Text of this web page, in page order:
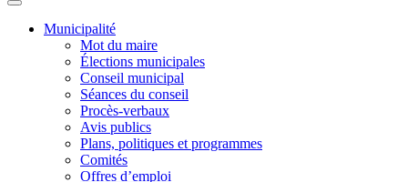
Municipalité
Mot du maire
Élections municipales
Conseil municipal
Séances du conseil
Procès-verbaux
Avis publics
Plans, politiques et programmes
Comités
Offres d’emploi